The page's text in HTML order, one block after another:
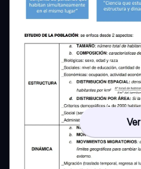
Ver